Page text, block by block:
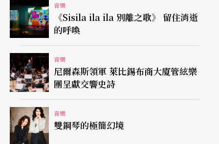
學軒的《三峽祖師廟的石獅》，壓軸則是德弗札克
的第八號交響曲，劉岠渭表示，此曲雖不如第九號
《新世界》交響曲的名氣響亮，但其實藝術性是超
越第九號的，而且最具波西米亞風格，尤其是第三
樂章最為浪漫動聽。
「粉絲」裡也有電玩迷
別以為布達佩斯交響樂團的「粉絲」只有古典樂
音樂
《Sisila ila ila 別離之歌》 留住消逝
的呼喚
音樂
尼爾森斯領軍 萊比錫布商大廈管絃樂
團呈獻交響史詩
音樂
雙鋼琴的極簡幻境